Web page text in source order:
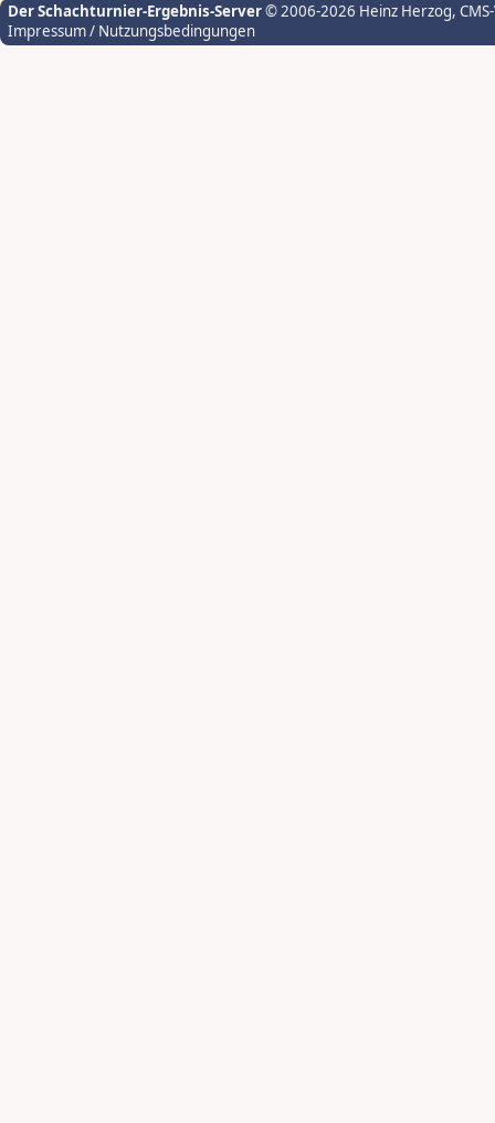
Der Schachturnier-Ergebnis-Server© 2006-2026 Heinz Herzog,
Impressum / Nutzungsbedingungen